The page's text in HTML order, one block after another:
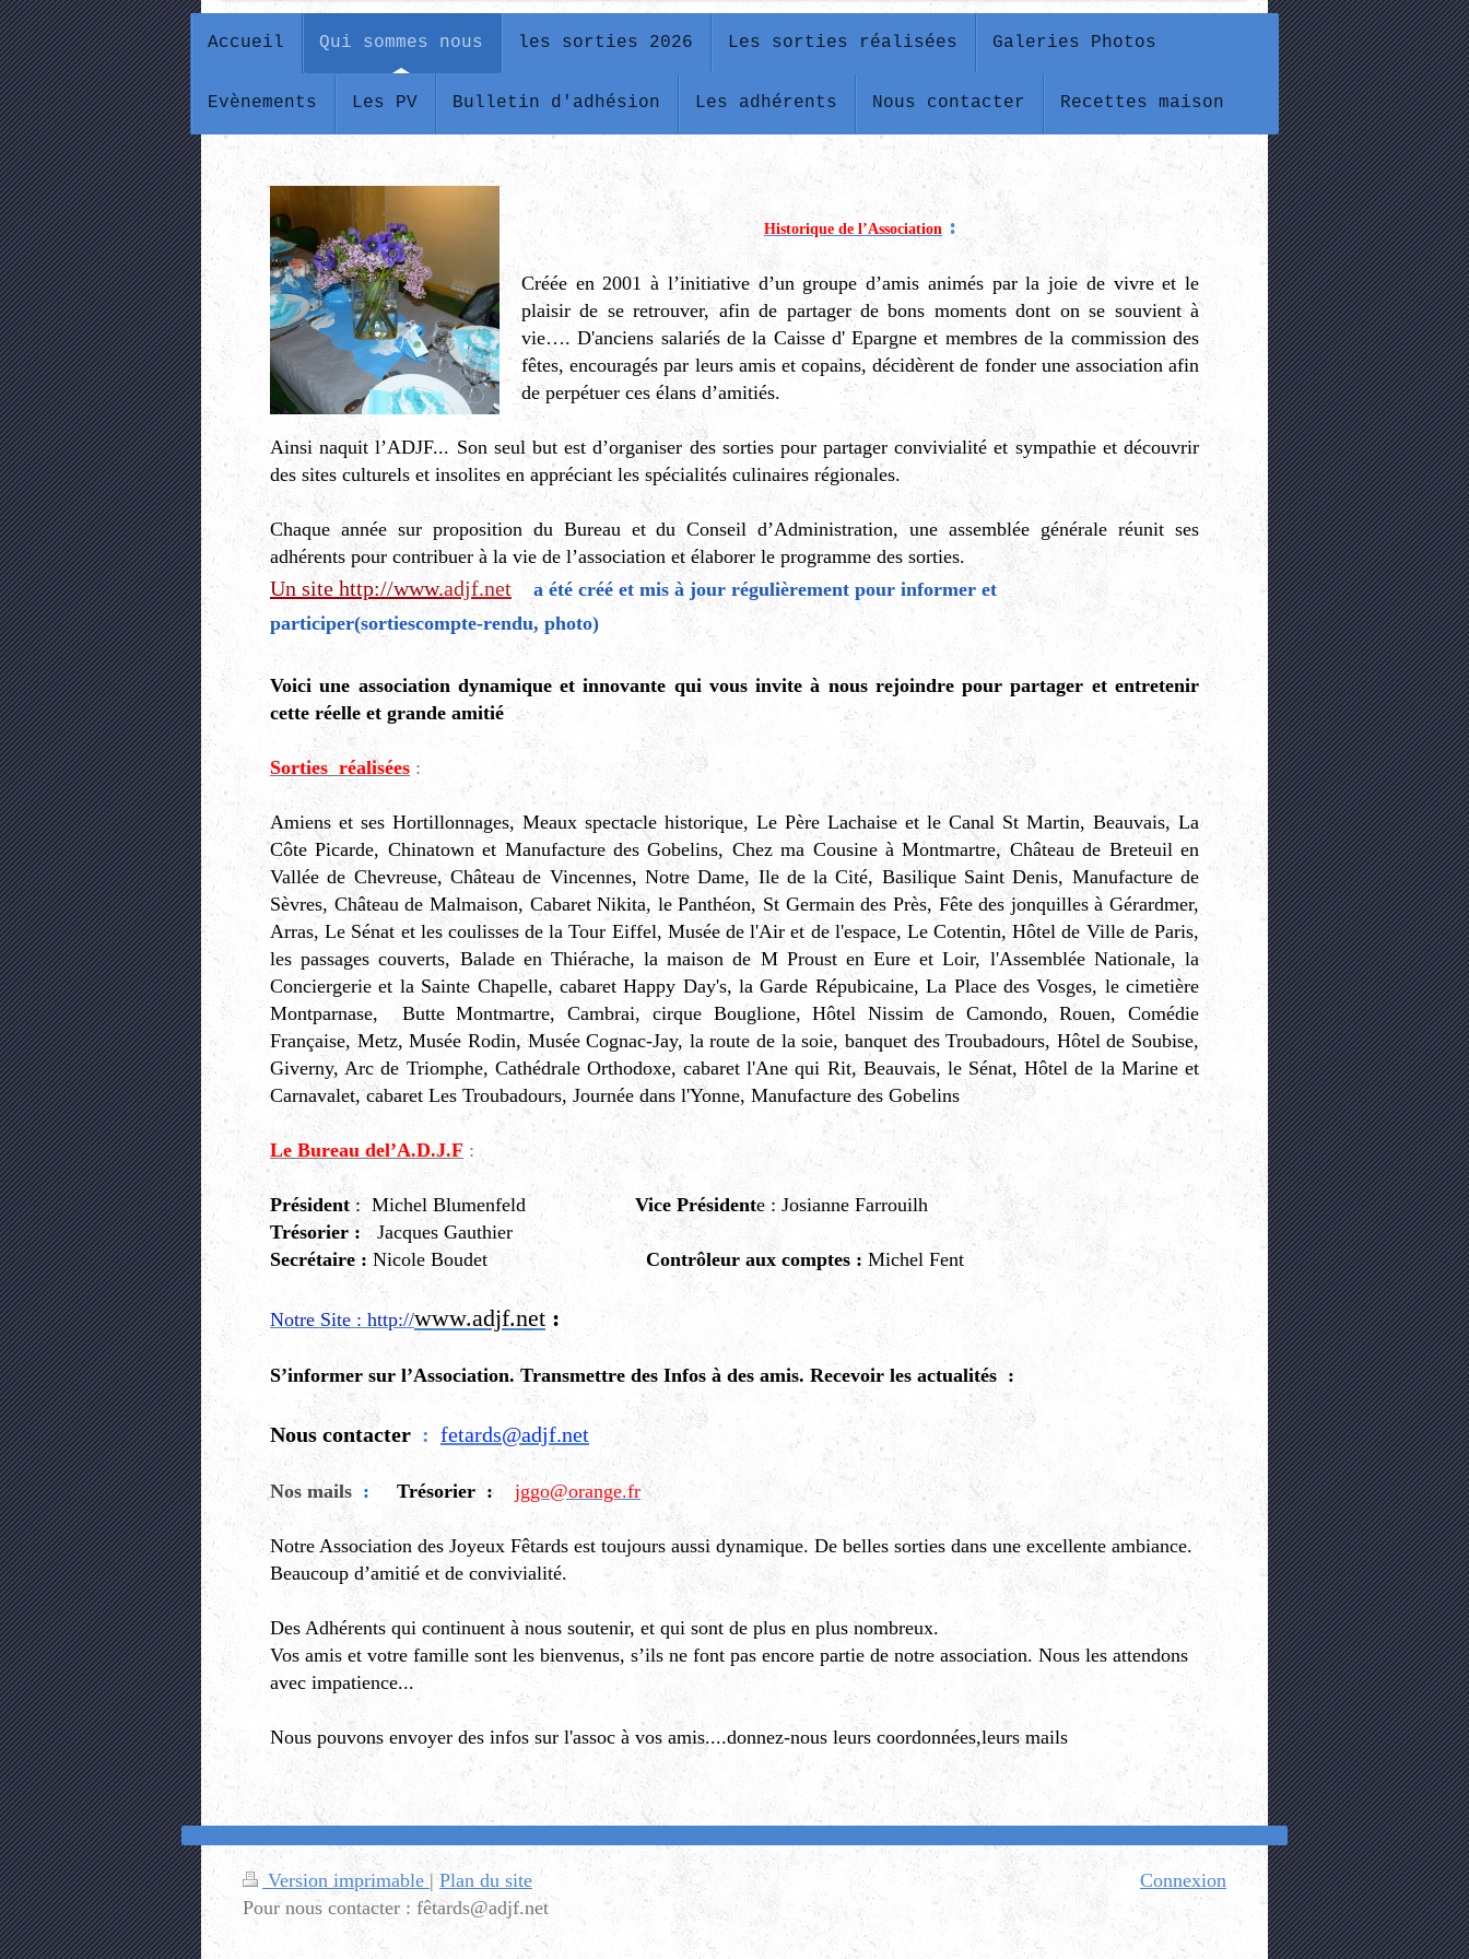
Accueil Qui sommes nous les sorties 2026 Les sorties réalisées Galeries Photos
Evènements Les PV Bulletin d'adhésion Les adhérents Nous contacter Recettes maison
Historique de l’Association :
Créée en 2001 à l’initiative d’un groupe d’amis animés par la joie de vivre et le
plaisir de se retrouver, afin de partager de bons moments dont on se souvient à
vie…. D'anciens salariés de la Caisse d' Epargne et membres de la commission des
fêtes, encouragés par leurs amis et copains, décidèrent de fonder une association afin
de perpétuer ces élans d’amitiés.
Ainsi naquit l’ADJF... Son seul but est d’organiser des sorties pour partager convivialité et sympathie et découvrir
des sites culturels et insolites en appréciant les spécialités culinaires régionales.
Chaque année sur proposition du Bureau et du Conseil d’Administration, une assemblée générale réunit ses
adhérents pour contribuer à la vie de l’association et élaborer le programme des sorties.
Un site http://www.adjf.net a été créé et mis à jour régulièrement pour informer et
participer(sortiescompte-rendu, photo)
Voici une association dynamique et innovante qui vous invite à nous rejoindre pour partager et entretenir
cette réelle et grande amitié
Sorties réalisées :
Amiens et ses Hortillonnages, Meaux spectacle historique, Le Père Lachaise et le Canal St Martin, Beauvais, La
Côte Picarde, Chinatown et Manufacture des Gobelins, Chez ma Cousine à Montmartre, Château de Breteuil en
Vallée de Chevreuse, Château de Vincennes, Notre Dame, Ile de la Cité, Basilique Saint Denis, Manufacture de
Sèvres, Château de Malmaison, Cabaret Nikita, le Panthéon, St Germain des Près, Fête des jonquilles à Gérardmer,
Arras, Le Sénat et les coulisses de la Tour Eiffel, Musée de l'Air et de l'espace, Le Cotentin, Hôtel de Ville de Paris,
les passages couverts, Balade en Thiérache, la maison de M Proust en Eure et Loir, l'Assemblée Nationale, la
Conciergerie et la Sainte Chapelle, cabaret Happy Day's, la Garde Répubicaine, La Place des Vosges, le cimetière
Montparnase, Butte Montmartre, Cambrai, cirque Bouglione, Hôtel Nissim de Camondo, Rouen, Comédie
Française, Metz, Musée Rodin, Musée Cognac-Jay, la route de la soie, banquet des Troubadours, Hôtel de Soubise,
Giverny, Arc de Triomphe, Cathédrale Orthodoxe, cabaret l'Ane qui Rit, Beauvais, le Sénat, Hôtel de la Marine et
Carnavalet, cabaret Les Troubadours, Journée dans l'Yonne, Manufacture des Gobelins
Le Bureau del’A.D.J.F :
Président : Michel Blumenfeld Vice Présidente : Josianne Farrouilh
Trésorier :Jacques Gauthier
Secrétaire : Nicole BoudetContrôleur aux comptes : Michel Fent
Notre Site : http://www.adjf.net :
S’informer sur l’Association. Transmettre des Infos à des amis. Recevoir les actualités :
Nous contacter : fetards@adjf.net
Nos mails : Trésorier : jggo@orange.fr
Notre Association des Joyeux Fêtards est toujours aussi dynamique. De belles sorties dans une excellente ambiance.
Beaucoup d’amitié et de convivialité.
Des Adhérents qui continuent à nous soutenir, et qui sont de plus en plus nombreux.
Vos amis et votre famille sont les bienvenus, s’ils ne font pas encore partie de notre association. Nous les attendons
avec impatience...
Nous pouvons envoyer des infos sur l'assoc à vos amis....donnez-nous leurs coordonnées,leurs mails
Version imprimable | Plan du site
Pour nous contacter : fêtards@adjf.net
Connexion